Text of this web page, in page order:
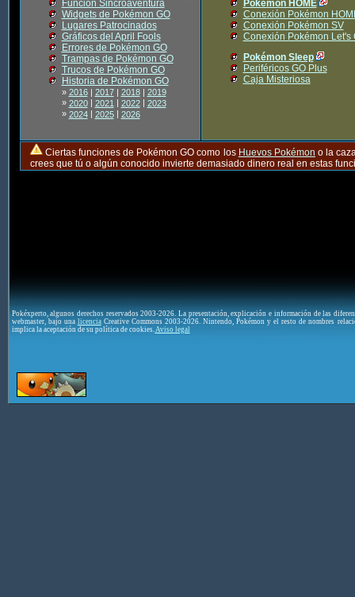
Función Sincroaventura
Widgets de Pokémon GO
Lugares Patrocinados
Gráficos del April Fools
Errores de Pokémon GO
Trampas de Pokémon GO
Trucos de Pokémon GO
Historia de Pokémon GO
» 2016| 2017| 2018| 2019
» 2020| 2021| 2022| 2023
» 2024| 2025| 2026
Pokémon HOME
Conexión Pokémon
Conexión Pokémon SV
Conexión Pokémon Let's
Pokémon Sleep
Periféricos GO Plus
Caja Misteriosa
Ciertas funciones de Pokémon GO como los Huevos Pokémon o la
crees que tú o algún conocido invierte demasiado dinero real en estas
Pokéxperto, algunos derechos reservados 2003-2026. La presentación, explicación e información de las
webmaster, bajo una licenciaCreative Commons 2003-2026. Nintendo, Pokémon y el resto de nombres
implica la aceptación de su política de cookies. Aviso legal